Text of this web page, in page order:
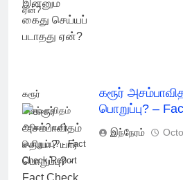
ஏன்?
கரூர்
அசம்பாவிதம்
சதியா? யார்
பொறுப்பு? - Fact
Check Report
கரூர்
பொறுப்பு? –
இந்நேரம்